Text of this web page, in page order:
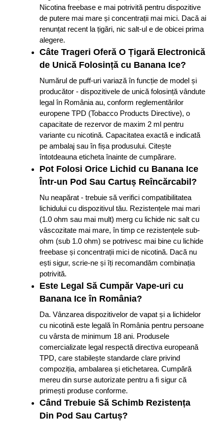
Nicotina freebase e mai potrivită pentru dispozitive
de putere mai mare și concentrații mai mici. Dacă ai
renunțat recent la țigări, nic salt-ul e de obicei prima
alegere.
Câte Trageri Oferă O Țigară Electronică
de Unică Folosință cu Banana Ice?
Numărul de puff-uri variază în funcție de model și
producător - dispozitivele de unică folosință vândute
legal în România au, conform reglementărilor
europene TPD (Tobacco Products Directive), o
capacitate de rezervor de maxim 2 ml pentru
variante cu nicotină. Capacitatea exactă e indicată
pe ambalaj sau în fișa produsului. Citește
întotdeauna eticheta înainte de cumpărare.
Pot Folosi Orice Lichid cu Banana Ice
Într-un Pod Sau Cartuș Reîncărcabil?
Nu neapărat - trebuie să verifici compatibilitatea
lichidului cu dispozitivul tău. Rezistențele mai mari
(1.0 ohm sau mai mult) merg cu lichide nic salt cu
vâscozitate mai mare, în timp ce rezistențele sub-
ohm (sub 1.0 ohm) se potrivesc mai bine cu lichide
freebase și concentrații mici de nicotină. Dacă nu
ești sigur, scrie-ne și îți recomandăm combinația
potrivită.
Este Legal Să Cumpăr Vape-uri cu
Banana Ice în România?
Da. Vânzarea dispozitivelor de vapat și a lichidelor
cu nicotină este legală în România pentru persoane
cu vârsta de minimum 18 ani. Produsele
comercializate legal respectă directiva europeană
TPD, care stabilește standarde clare privind
compoziția, ambalarea și etichetarea. Cumpără
mereu din surse autorizate pentru a fi sigur că
primești produse conforme.
Când Trebuie Să Schimb Rezistența
Din Pod Sau Cartuș?